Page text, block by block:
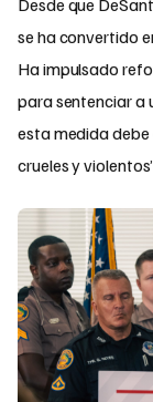
se ha convertido
Ha impulsado
para sentenciar a
esta medida debe
crueles y